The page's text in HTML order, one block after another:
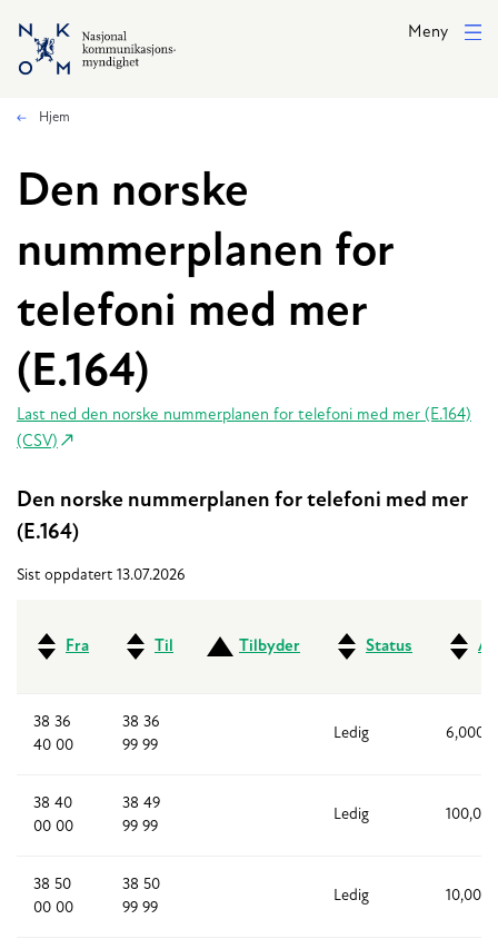
Hopp til hovedinnhold
Meny
Hjem
Den norske
nummerplanen for
telefoni med mer
(E.164)
Last ned den norske nummerplanen for telefoni med mer (E.164)
(CSV)
Den norske nummerplanen for telefoni med mer
(E.164)
Sist oppdatert 13.07.2026
Fra Til Tilbyder Status
38 36
40 00
38 36
99 99
Ledig 6,000
38 40
00 00
38 49
99 99
Ledig 100,000
38 50
00 00
38 50
99 99
Ledig 10,000